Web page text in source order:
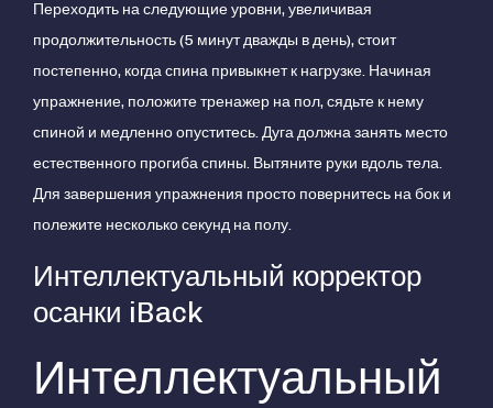
Переходить на следующие уровни, увеличивая
продолжительность (5 минут дважды в день), стоит
постепенно, когда спина привыкнет к нагрузке. Начиная
упражнение, положите тренажер на пол, сядьте к нему
спиной и медленно опуститесь. Дуга должна занять место
естественного прогиба спины. Вытяните руки вдоль тела.
Для завершения упражнения просто повернитесь на бок и
полежите несколько секунд на полу.
Интеллектуальный корректор
осанки iBack
Интеллектуальный